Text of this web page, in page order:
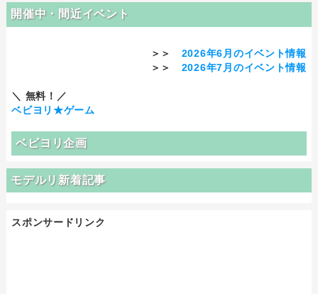
開催中・間近イベント
＞＞ 2026年6月のイベント情報
＞＞ 2026年7月のイベント情報
＼ 無料！／
ベビヨリ★ゲーム
ベビヨリ企画
モデルリ新着記事
スポンサードリンク